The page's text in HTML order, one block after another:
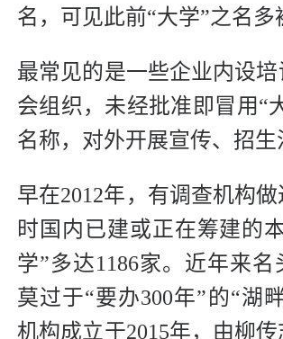
名，可见此前“大学”之名多
最常见的是一些企业内设
会组织，未经批准即冒用“
名称，对外开展宣传、招生
早在2012年，有调查机构
时国内已建或正在筹建的
学”多达1186家。近年来名
莫过于“要办300年”的“湖
机构成立于2015年，由柳